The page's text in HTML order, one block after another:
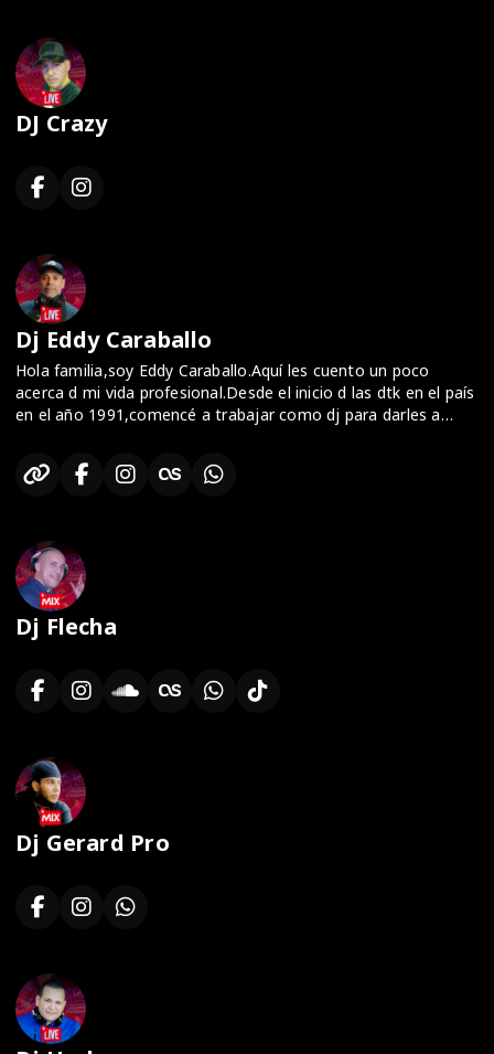
DJ Crazy
Dj Eddy Caraballo
Hola familia,soy Eddy Caraballo.Aquí les cuento un poco
acerca d mi vida profesional.Desde el inicio d las dtk en el país
en el año 1991,comencé a trabajar como dj para darles a
fueron mi inspiración para poder compartirlas con ustedes y q
pudieran llegar siempre alegrar corazones.
Siempre seran bienvenidos,los espero.
Dj Flecha
Dj Gerard Pro